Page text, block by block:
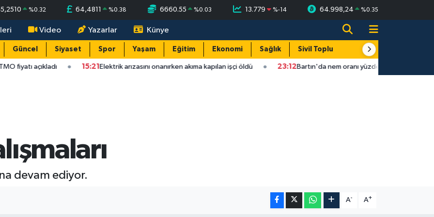
%0.32 64,4811 %0.38 6660.55 %0.03 13.779 %-14 64.998,24 %0.35
Video Yazarlar Künye
Güncel Siyaset Spor Yaşam Eğitim Ekonomi Sağlık Sivil Toplum Turizm
fiyatı açıkladı 15:21Elektrik arızasını onanırken akıma kapılan işçi öldü 23:12Bartın'da nem oranı yüzde 100'e ulaştı
devam ediyor.
A- A+
22:22 |Fındık üreticisinin beklediği haber: